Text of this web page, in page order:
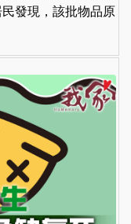
發現，該批物品原